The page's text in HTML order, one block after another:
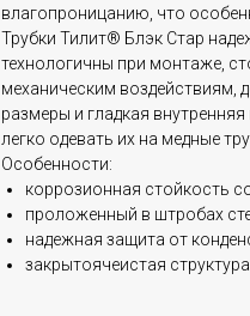
влагопроницанию, что
Трубки Тилит® Блэк Стар
технологичны при монтаже,
механическим воздействиям,
размеры и гладкая
легко одевать их на медные
Особенности:
коррозионная стойкость
проложенный в штробах
надежная защита от
закрытоячеистая